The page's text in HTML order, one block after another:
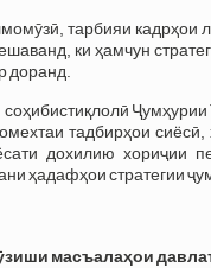
тарбияи
ки ҳамчун
доранд.
тадбирҳои
дохилию хориҷии
ҳадафҳои стратегии
зиши масъалаҳои